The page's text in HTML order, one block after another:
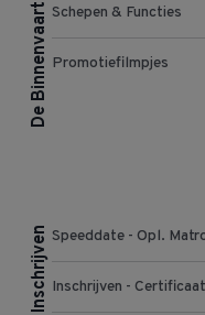
De Binnenvaart Schepen & Functies
Promotiefilmpjes
Inschrijven Speeddate - Opl.
Inschrijven -